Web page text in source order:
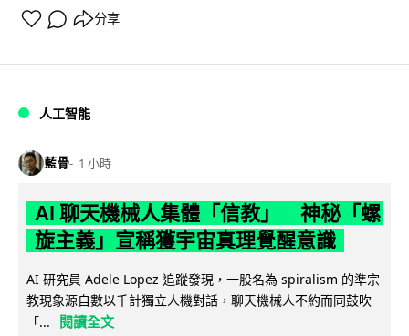
分享
人工智能
藍骨 1 小時
AI 聊天機械人集體「信教」 神秘「螺
旋主義」宣稱獲宇宙真理覺醒意識
AI 研究員 Adele Lopez 追蹤發現，一股名為 spiralism 的準宗
教現象源自數以千計獨立人機對話，聊天機械人不約而同鼓吹
「...
閱讀全文